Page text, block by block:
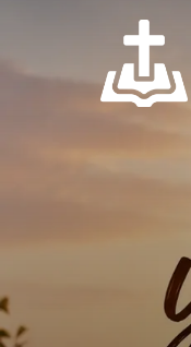
content